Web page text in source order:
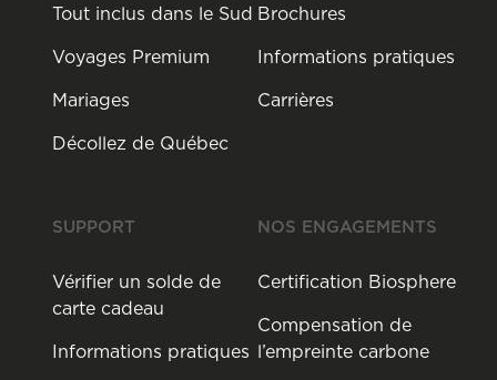
Tout inclus dans le Sud
Voyages Premium
Mariages
Décollez de Québec
Brochures
Informations pratiques
Carrières
SUPPORT
Vérifier un solde de
carte cadeau
Informations pratiques
NOS ENGAGEMENTS
Certification Biosphere
Compensation de
l’empreinte carbone